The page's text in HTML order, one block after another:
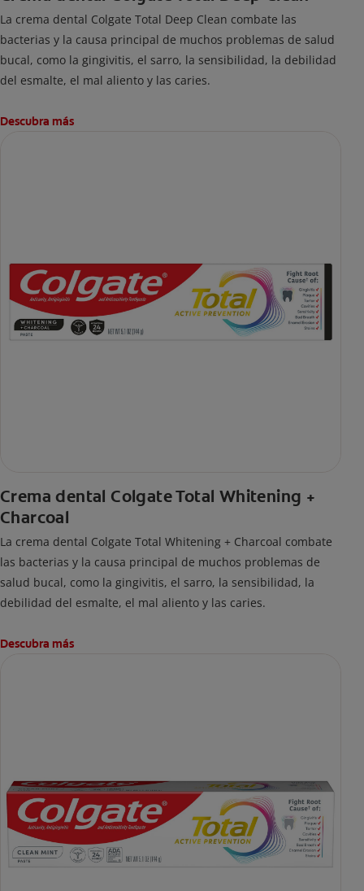
La crema dental Colgate Total Deep Clean combate las
bacterias y la causa principal de muchos problemas de salud
bucal, como la gingivitis, el sarro, la sensibilidad, la debilidad
del esmalte, el mal aliento y las caries.
Descubra más
Crema dental Colgate Total Whitening +
Charcoal
La crema dental Colgate Total Whitening + Charcoal combate
las bacterias y la causa principal de muchos problemas de
salud bucal, como la gingivitis, el sarro, la sensibilidad, la
debilidad del esmalte, el mal aliento y las caries.
Descubra más